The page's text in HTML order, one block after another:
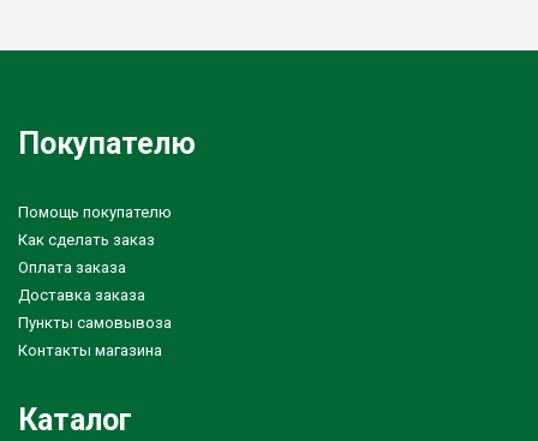
Покупателю
Помощь покупателю
Как сделать заказ
Оплата заказа
Доставка заказа
Пункты самовывоза
Контакты магазина
Каталог